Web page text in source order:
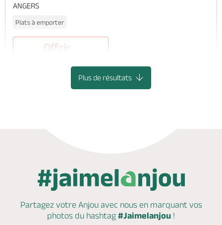
ANGERS
Plats à emporter
Offrir
Plus de résultats
Partagez votre Anjou avec nous en marquantvos
photos du hashtag #Jaimelanjou !